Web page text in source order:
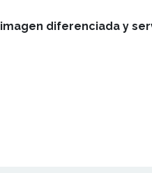
imagen diferenciada y